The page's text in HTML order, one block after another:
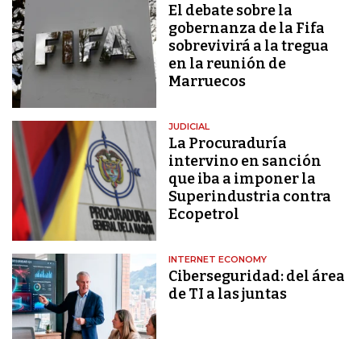
El debate sobre la
gobernanza de la Fifa
sobrevivirá a la tregua
en la reunión de
Marruecos
JUDICIAL
La Procuraduría
intervino en sanción
que iba a imponer la
Superindustria contra
Ecopetrol
INTERNET ECONOMY
Ciberseguridad: del área
de TI a las juntas